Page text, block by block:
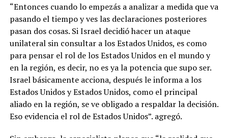
“Entonces cuando lo empezás a analizar a medida que va
pasando el tiempo y ves las declaraciones posteriores
pasan dos cosas. Si Israel decidió hacer un ataque
unilateral sin consultar a los Estados Unidos, es como
para pensar el rol de los Estados Unidos en el mundo y
en la región, es decir, no es ya la potencia que supo ser.
Israel básicamente acciona, después le informa a los
Estados Unidos y Estados Unidos, como el principal
aliado en la región, se ve obligado a respaldar la decisión.
Eso evidencia el rol de Estados Unidos”. agregó.